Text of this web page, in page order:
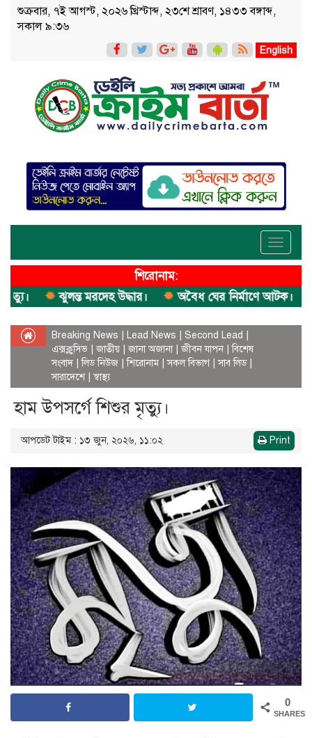
শুক্রবার, ৭ই আগস্ট, ২০২৬ খ্রিস্টাব্দ, ২৩শে শ্রাবণ, ১৪৩৩ বঙ্গাব্দ,
সকাল ৯:৩৬
English
Toggle
শিরোনাম:
ঝুলন্ত মরদেহ উদ্ধার। অবৈধ ঘের নির্মাণে আটক।
Breaking News Lead News Second Lead
এক্সক্লুসিভ |জাতীয় |জানা অজানা|জীবন যাপন |বিশেষ
সংবাদ|লিড নিউজ |শিরোনাম|সকল বিভাগ|সাব লিড|
সারাদেশে|স্বাস্থ্য
হাম উপসর্গে শিশুর মৃত্যু।
আপডেট টাইম : ১৩ জুন, ২০২৬, ১১:০২ Print
0
SHARES